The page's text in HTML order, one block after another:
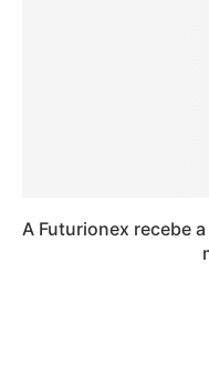
A Futurionex recebe